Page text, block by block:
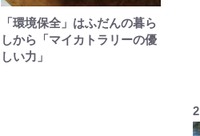
「環境保全」はふだんの暮ら
しから「マイカトラリーの優
しい力」